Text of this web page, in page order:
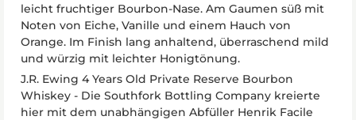
leicht fruchtiger Bourbon-Nase. Am Gaumen süß mit
Noten von Eiche, Vanille und einem Hauch von
Orange. Im Finish lang anhaltend, überraschend mild
und würzig mit leichter Honigtönung.
J.R. Ewing 4 Years Old Private Reserve Bourbon
Whiskey - Die Southfork Bottling Company kreierte
hier mit dem unabhängigen Abfüller Henrik Facile